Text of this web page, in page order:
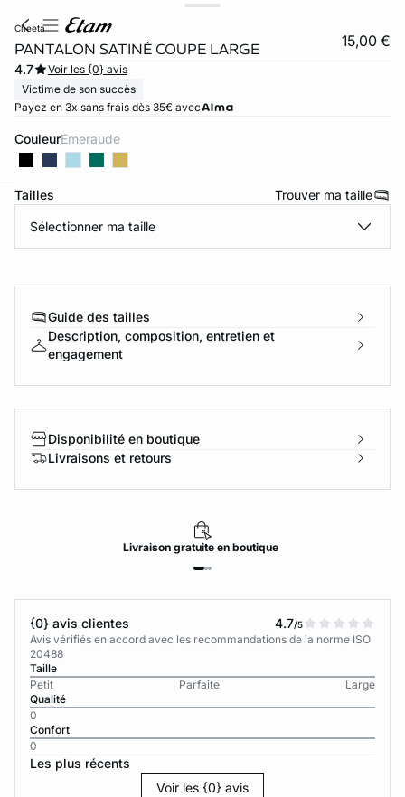
cheeta
PANTALON SATINÉ COUPE LARGE 15,00 €
4.7
Voir les {0} avis
Victime de son succès
Payez en 3x sans frais dès 35€ avec
Couleur emeraude
Tailles Trouver ma taille
Sélectionner ma taille
Guide des tailles
Description, composition, entretien et
engagement
Disponibilité en boutique
Livraisons et retours
Livraisongratuiteen boutique
{0} avis clientes 4.7/5
Avis vérifiés en accord avec les recommandations de la norme ISO
20488
Taille
Petit
Parfaite
Large
Qualité
0
Confort
0
Les plus récents
Voir les {0} avis